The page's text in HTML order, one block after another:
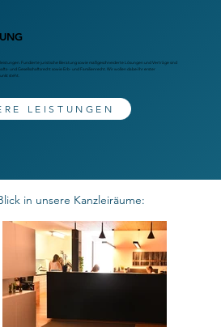
in unsere Kanzleiräume:
Fundierte juristische Beratung sowie maßgeschneiderte Lösungen und Verträge sind
und Gesellschaftsrecht sowie Erb- und Familienrecht. Wir wollen dabei Ihr erster
steht.
LEISTUNGEN